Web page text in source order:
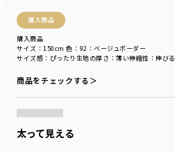
購入商品
購入商品
サイズ感 ：ぴったり 生地の厚さ ：薄い伸縮性 ：伸びる
サイズ：150cm 色：92：ベージュボーダー
商品をチェックする＞
太って見える